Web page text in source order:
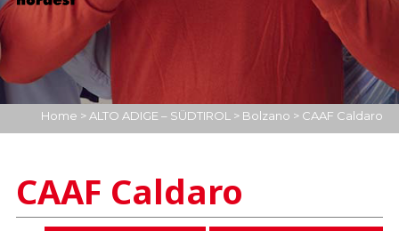
Home > ALTO ADIGE – SÜDTIROL > Bolzano > CAAF Caldaro
CAAF Caldaro